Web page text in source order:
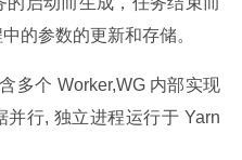
的参数的更新和存储。
多个 Worker,WG 内部实现
行, 独立进程运行于 Yarn